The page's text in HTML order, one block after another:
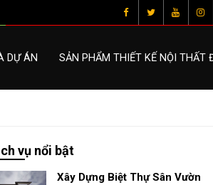
DỰ ÁN SẢN PHẨM THIẾT KẾ NỘI THẤT
vụ nổi bật
Xây Dựng Biệt Thự Sân Vườn